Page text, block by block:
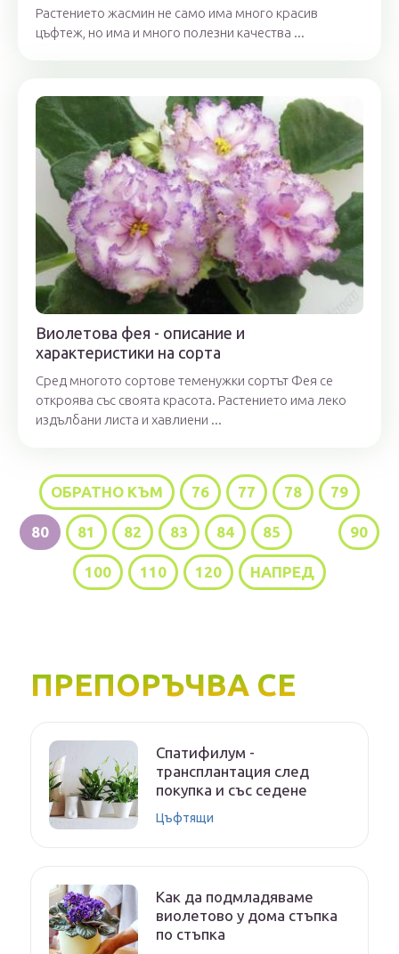
Растението жасмин не само има много красив
цъфтеж, но има и много полезни качества ...
Виолетова фея - описание и
характеристики на сорта
Сред многото сортове теменужки сортът Фея се
откроява със своята красота. Растението има леко
издълбани листа и хавлиени ...
ОБРАТНО КЪМ 76 77 78 79
80 81 82 83 84 85 90
100 110 120 НАПРЕД
ПРЕПОРЪЧВА СЕ
Спатифилум -
трансплантация след
покупка и със седене
Цъфтящи
Как да подмладяваме
виолетово у дома стъпка
по стъпка